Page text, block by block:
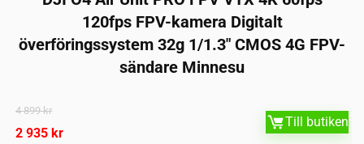
120fps FPV-kamera Digitalt
överföringssystem 32g 1/1.3″ CMOS 4G FPV-
sändare Minnesu
4 899kr
2 935kr
Till butiken